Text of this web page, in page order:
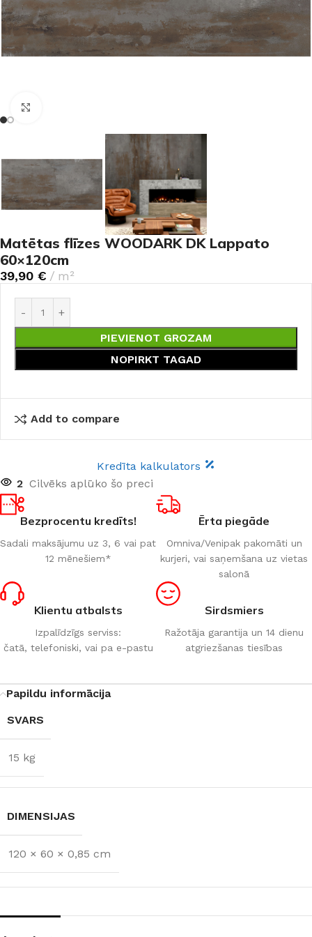
Matētas flīzes WOODARK DK Lappato
60×120cm
39,90 € m²
PIEVIENOT GROZAM
NOPIRKT TAGAD
Add to compare
Kredīta kalkulators
2 Cilvēks aplūko šo preci
Bezprocentu kredīts!
Sadali maksājumu uz 3, 6 vai pat
12 mēnešiem*
Ērta piegāde
Omniva/Venipak pakomāti un
kurjeri, vai saņemšana uz vietas
salonā
Klientu atbalsts
Izpalīdzīgs serviss:
čatā, telefoniski, vai pa e-pastu
Sirdsmiers
Ražotāja garantija un 14 dienu
atgriezšanas tiesības
Papildu informācija
SVARS
15 kg
DIMENSIJAS
120 × 60 × 0,85 cm